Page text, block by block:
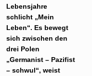
Lebensjahre
schlicht „Mein
Leben“. Es bewegt
sich zwischen den
drei Polen
„Germanist – Pazifist
– schwul“, weist